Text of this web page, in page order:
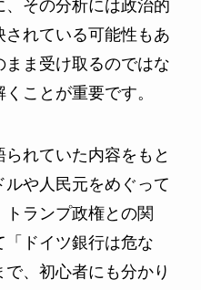
その分析には政治的
れている可能性もあ
ま受け取るのではな
ことが重要です。
れていた内容をもと
や人民元をめぐって
ランプ政権との関
ドイツ銀行は危な
、初心者にも分かり